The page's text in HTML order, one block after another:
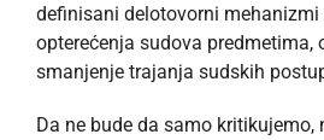
definisani delotovorni mehanizmi
opterećenja sudova predmetima,
smanjenje trajanja sudskih
Da ne bude da samo kritikujemo,